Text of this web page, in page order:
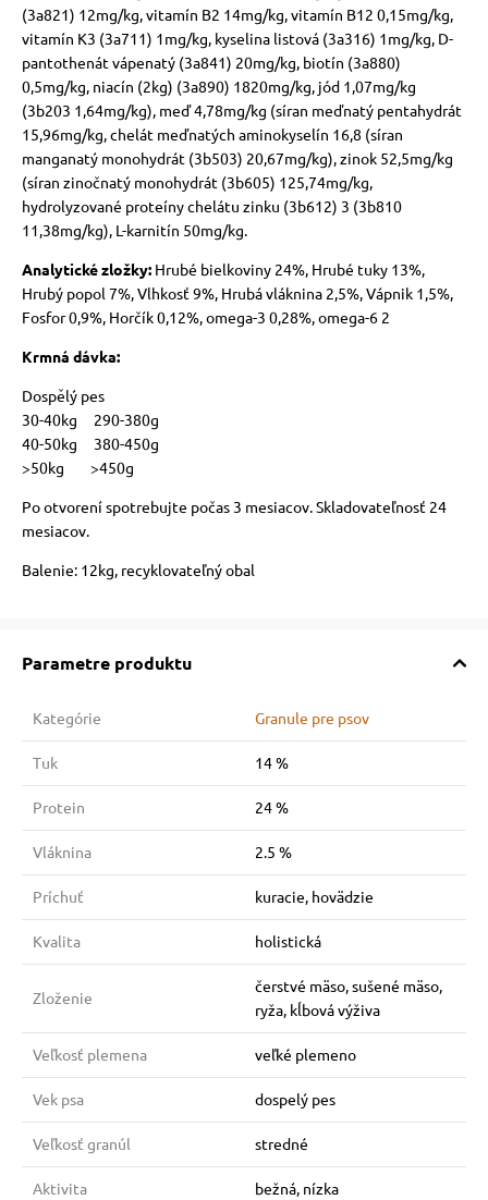
(3a821) 12mg/kg, vitamín B2 14mg/kg, vitamín B12 0,15mg/kg,
vitamín K3 (3a711) 1mg/kg, kyselina listová (3a316) 1mg/kg, D-
pantothenát vápenatý (3a841) 20mg/kg, biotín (3a880)
0,5mg/kg, niacín (2kg) (3a890) 1820mg/kg, jód 1,07mg/kg
(3b203 1,64mg/kg), meď 4,78mg/kg (síran meďnatý pentahydrát
15,96mg/kg, chelát meďnatých aminokyselín 16,8 (síran
manganatý monohydrát (3b503) 20,67mg/kg), zinok 52,5mg/kg
(síran zinočnatý monohydrát (3b605) 125,74mg/kg,
hydrolyzované proteíny chelátu zinku (3b612) 3 (3b810
11,38mg/kg), L-karnitín 50mg/kg.
Analytické zložky:Hrubé bielkoviny 24%, Hrubé tuky 13%,
Hrubý popol 7%, Vlhkosť 9%, Hrubá vláknina 2,5%, Vápnik 1,5%,
Fosfor 0,9%, Horčík 0,12%, omega-3 0,28%, omega-6 2
Krmná dávka:
Dospělý pes
30-40kg 290-380g
40-50kg 380-450g
>50kg >450g
Po otvorení spotrebujte počas 3 mesiacov. Skladovateľnosť 24
mesiacov.
Balenie: 12kg, recyklovateľný obal
Parametre produktu
Kategórie Granule pre psov
Tuk 14 %
Protein 24 %
Vláknina 2.5 %
Príchuť kuracie, hovädzie
Kvalita holistická
Zloženie
čerstvé mäso, sušené mäso,
ryža, kĺbová výživa
Veľkosť plemena veľké plemeno
Vek psa dospelý pes
Veľkosť granúl stredné
Aktivita bežná, nízka